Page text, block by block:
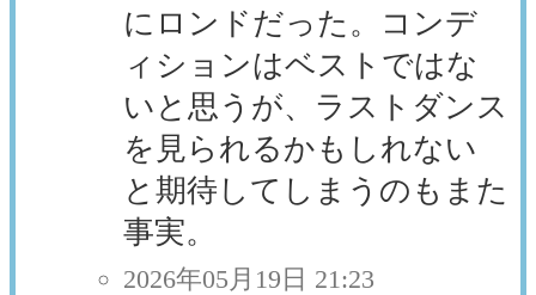
にロンドだった。コンデ
ィションはベストではな
いと思うが、ラストダンス
を見られるかもしれない
と期待してしまうのもまた
事実。
2026年05月19日 21:23